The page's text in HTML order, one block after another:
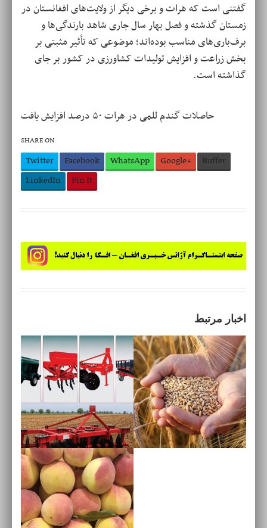
گفتنی است که هرات و برخی دیگر از ولایت‌های افغانستان در
زمستان گذشته و فصل بهار سال جاری شاهد بارندگی‌ها و
برف‌باری‌های مناسب بوده‌اند؛ موضوعی که تأثیر مثبتی بر
بخش زراعت و افزایش تولیدات کشاورزی در کشور بر جای
گذاشته است.
حاصلات گندم للمی در هرات ۵۰ درصد افزایش یافت
SHARE ON
Twitter Facebook WhatsApp Google+
Buffer
LinkedIn
Pin It
اخبار مرتبط